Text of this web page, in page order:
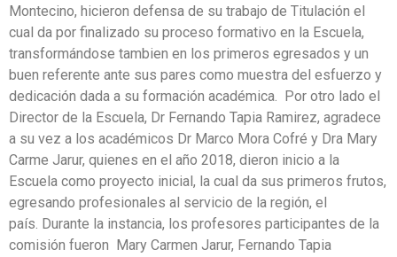
Montecino, hicieron defensa de su trabajo de Titulación el
cual da por finalizado su proceso formativo en la Escuela,
transformándose tambien en los primeros egresados y un
buen referente ante sus pares como muestra del esfuerzo y
dedicación dada a su formación académica. Por otro lado el
Director de la Escuela, Dr Fernando Tapia Ramirez, agradece
a su vez a los académicos Dr Marco Mora Cofré y Dra Mary
Carme Jarur, quienes en el año 2018, dieron inicio a la
Escuela como proyecto inicial, la cual da sus primeros frutos,
egresando profesionales al servicio de la región, el
país. Durante la instancia, los profesores participantes de la
comisión fueron Mary Carmen Jarur, Fernando Tapia